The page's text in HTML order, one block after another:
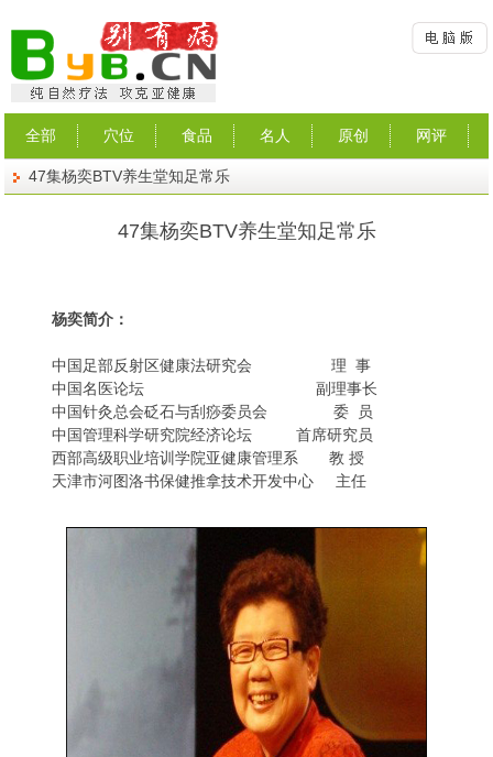
全部 穴位 食品 名人 原创 网评
47集杨奕BTV养生堂知足常乐
47集杨奕BTV养生堂知足常乐
杨奕简介：
中国足部反射区健康法研究会 理 事
中国名医论坛 副理事长
中国针灸总会砭石与刮痧委员会 委 员
中国管理科学研究院经济论坛 首席研究员
西部高级职业培训学院亚健康管理系 教 授
天津市河图洛书保健推拿技术开发中心 主任